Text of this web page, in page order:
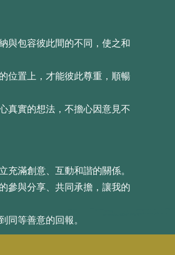
與包容彼此間的不同，使之和
位置上，才能彼此尊重，順暢
真實的想法，不擔⼼因意⾒不
充滿創意、互動和諧的關係。
參與分享、共同承擔，讓我的
同等善意的回報。